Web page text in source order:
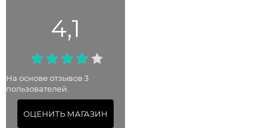
4,1
На основе отзывов 3
пользователей.
ОЦЕНИТЬ МАГАЗИН